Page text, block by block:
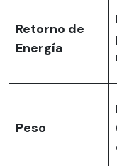
Retorno de
Energía
Peso